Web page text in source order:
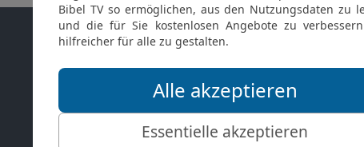
Mediathek
Mehr entdecken
Exklusiv
Livestream
Bibel TV
Bibel TV Impuls